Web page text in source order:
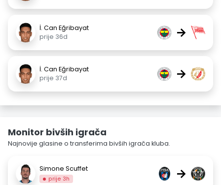
İ. Can Eğribayat
prije 36d
→
İ. Can Eğribayat
prije 37d
→
Monitor bivših igrača
Najnovije glasine o transferima bivših igrača kluba.
Simone Scuffet
prije 3h →